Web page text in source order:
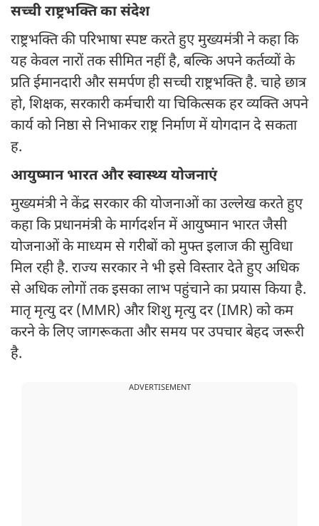
सच्ची राष्ट्रभक्ति का संदेश
राष्ट्रभक्ति की परिभाषा स्पष्ट करते हुए मुख्यमंत्री ने कहा कि
यह केवल नारों तक सीमित नहीं है, बल्कि अपने कर्तव्यों के
प्रति ईमानदारी और समर्पण ही सच्ची राष्ट्रभक्ति है. चाहे छात्र
हो, शिक्षक, सरकारी कर्मचारी या चिकित्सक हर व्यक्ति अपने
कार्य को निष्ठा से निभाकर राष्ट्र निर्माण में योगदान दे सकता
ह.
आयुष्मान भारत और स्वास्थ्य योजनाएं
मुख्यमंत्री ने केंद्र सरकार की योजनाओं का उल्लेख करते हुए
कहा कि प्रधानमंत्री के मार्गदर्शन में आयुष्मान भारत जैसी
योजनाओं के माध्यम से गरीबों को मुफ्त इलाज की सुविधा
मिल रही है. राज्य सरकार ने भी इसे विस्तार देते हुए अधिक
से अधिक लोगों तक इसका लाभ पहुंचाने का प्रयास किया है.
मातृ मृत्यु दर (MMR) और शिशु मृत्यु दर (IMR) को कम
करने के लिए जागरूकता और समय पर उपचार बेहद जरूरी
है.
ADVERTISEMENT